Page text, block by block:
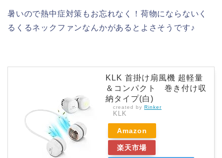
暑いので熱中症対策もお忘れなく！荷物にならないく
るくるネックファンなんかがあるとよさそうです♪
KLK 首掛け扇風機 超軽量
＆コンパクト 巻き付け収
納タイプ(白)
created by Rinker
KLK
Amazon
楽天市場